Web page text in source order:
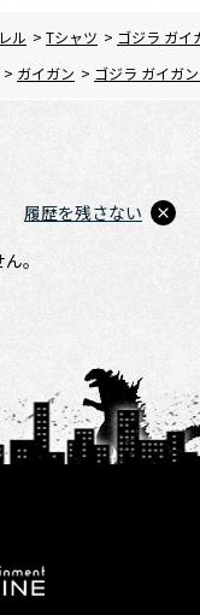
ル > Tシャツ > ゴジラ ガイ
> ガイガン > ゴジラ ガイガ
。
履歴を残さない